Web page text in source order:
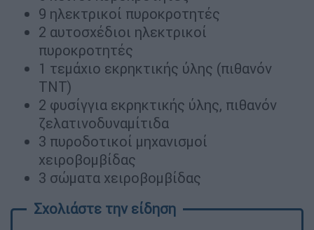
9 ηλεκτρικοί πυροκροτητές
2 αυτοσχέδιοι ηλεκτρικοί
πυροκροτητές
1 τεμάχιο εκρηκτικής ύλης (πιθανόν
TNT)
2 φυσίγγια εκρηκτικής ύλης, πιθανόν
ζελατινοδυναμίτιδα
3 πυροδοτικοί μηχανισμοί
χειροβομβίδας
3 σώματα χειροβομβίδας